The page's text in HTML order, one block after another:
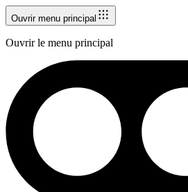
Ouvrir menu principal
Ouvrir le menu principal